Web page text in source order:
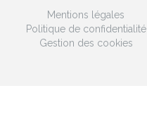
Mentions légales
Politique de confidentialité
Gestion des cookies